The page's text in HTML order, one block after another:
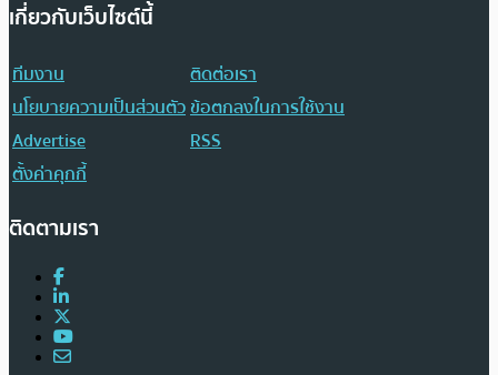
เกี่ยวกับเว็บไซต์นี้
ทีมงาน
ติดต่อเรา
นโยบายความเป็นส่วนตัวข้อตกลงในการใช้งาน
Advertise
RSS
ตั้งค่าคุกกี้
ติดตามเรา